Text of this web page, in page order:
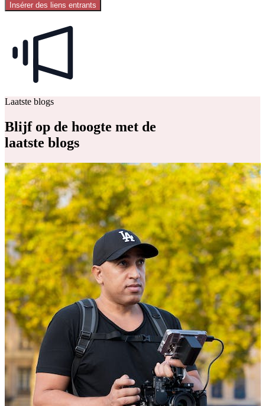
Insérer des liens entrants
Laatste blogs
Blijf op de hoogte met de
laatste blogs